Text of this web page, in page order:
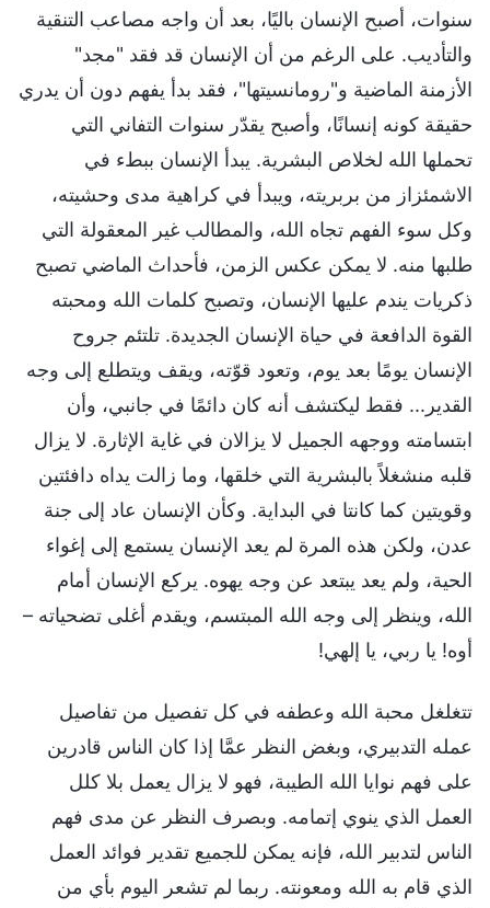
سنوات، أصبح الإنسان باليًا، بعد أن واجه مصاعب التنقية
والتأديب. على الرغم من أن الإنسان قد فقد "مجد"
الأزمنة الماضية و"رومانسيتها"، فقد بدأ يفهم دون أن يدري
حقيقة كونه إنسانًا، وأصبح يقدّر سنوات التفاني التي
تحملها الله لخلاص البشرية. يبدأ الإنسان ببطء في
الاشمئزاز من بربريته، ويبدأ في كراهية مدى وحشيته،
وكل سوء الفهم تجاه الله، والمطالب غير المعقولة التي
طلبها منه. لا يمكن عكس الزمن، فأحداث الماضي تصبح
ذكريات يندم عليها الإنسان، وتصبح كلمات الله ومحبته
القوة الدافعة في حياة الإنسان الجديدة. تلتئم جروح
الإنسان يومًا بعد يوم، وتعود قوّته، ويقف ويتطلع إلى وجه
القدير... فقط ليكتشف أنه كان دائمًا في جانبي، وأن
ابتسامته ووجهه الجميل لا يزالان في غاية الإثارة. لا يزال
قلبه منشغلاً بالبشرية التي خلقها، وما زالت يداه دافئتين
وقويتين كما كانتا في البداية. وكأن الإنسان عاد إلى جنة
عدن، ولكن هذه المرة لم يعد الإنسان يستمع إلى إغواء
الحية، ولم يعد يبتعد عن وجه يهوه. يركع الإنسان أمام
الله، وينظر إلى وجه الله المبتسم، ويقدم أغلى تضحياته –
أوه! يا ربي، يا إلهي!
تتغلغل محبة الله وعطفه في كل تفصيل من تفاصيل
عمله التدبيري، وبغض النظر عمَّا إذا كان الناس قادرين
على فهم نوايا الله الطيبة، فهو لا يزال يعمل بلا كلل
العمل الذي ينوي إتمامه. وبصرف النظر عن مدى فهم
الناس لتدبير الله، فإنه يمكن للجميع تقدير فوائد العمل
الذي قام به الله ومعونته. ربما لم تشعر اليوم بأي من